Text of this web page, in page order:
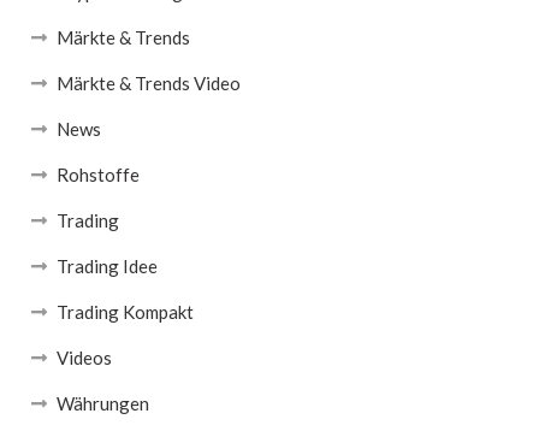
Märkte & Trends
Märkte & Trends Video
News
Rohstoffe
Trading
Trading Idee
Trading Kompakt
Videos
Währungen